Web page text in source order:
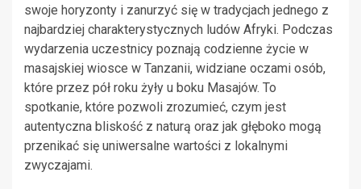
swoje horyzonty i zanurzyć się w tradycjach jednego z
najbardziej charakterystycznych ludów Afryki. Podczas
wydarzenia uczestnicy poznają codzienne życie w
masajskiej wiosce w Tanzanii, widziane oczami osób,
które przez pół roku żyły u boku Masajów. To
spotkanie, które pozwoli zrozumieć, czym jest
autentyczna bliskość z naturą oraz jak głęboko mogą
przenikać się uniwersalne wartości z lokalnymi
zwyczajami.